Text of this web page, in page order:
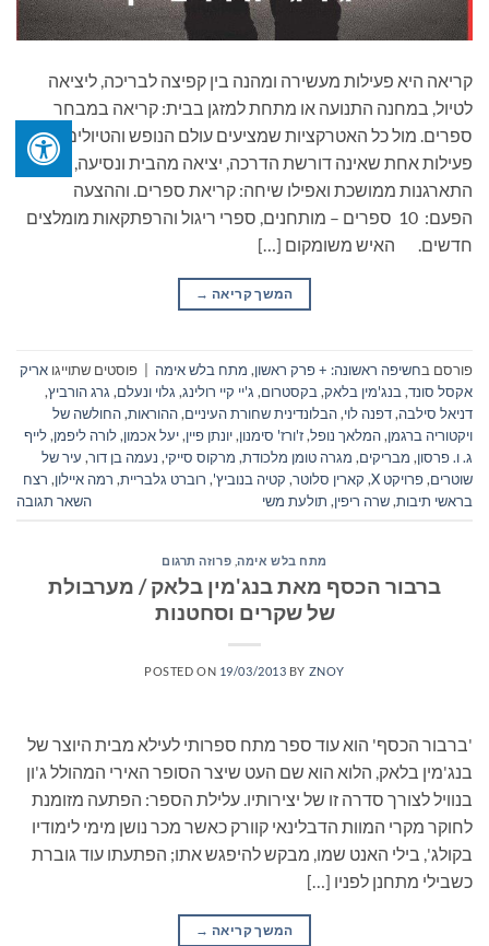
קריאה היא פעילות מעשירה ומהנה בין קפיצה לבריכה, ליציאה
לטיול, במחנה התנועה או מתחת למזגן בבית: קריאה במבחר
ספרים. מול כל האטרקציות שמציעים עולם הנופש והטיולים, יש
פעילות אחת שאינה דורשת הדרכה, יציאה מהבית ונסיעה,
התארגנות ממושכת ואפילו שיחה: קריאת ספרים. וההצעה
הפעם: 10 ספרים – מותחנים, ספרי ריגול והרפתקאות מומלצים
חדשים. האיש משומקום […]
המשך קריאה →
פורסם בחשיפה ראשונה: + פרק ראשון, מתח בלש אימה פוסטים שתוייגו אריק
אקסל סונד, בנג'מין בלאק, בקסטרום, ג'יי קיי רולינג, גלוי ונעלם, גרג הורביץ,
דניאל סילבה,דפנה לוי,הבלונדינית שחורת העיניים,ההוראות,החולשה של
ויקטוריה ברגמן,המלאך נופל,ז'ורז' סימנון,יונתן פיין,יעל אכמון,לורה ליפמן,לייף
ג. ו. פרסון, מבריקים, מגרה טומן מלכודת, מרקוס סייקי, נעמה בן דור, עיר של
שוטרים,פרויקט X , קארין סלוטר, קטיה בנוביץ', רוברט גלבריית, רמה איילון, רצח
בראשי תיבות,שרה ריפין, תולעת משי השאר תגובה
מתח בלש אימה, פרוזה תרגום
ברבור הכסף מאת בנג'מין בלאק / מערבולת
של שקרים וסחטנות
POSTED ON 19/03/2013 BY ZNOY
'ברבור הכסף' הוא עוד ספר מתח ספרותי לעילא מבית היוצר של
בנג'מין בלאק, הלוא הוא שם העט שיצר הסופר האירי המהולל ג'ון
בנוויל לצורך סדרה זו של יצירותיו. עלילת הספר: הפתעה מזומנת
לחוקר מקרי המוות הדבלינאי קוורק כאשר מכר נושן מימי לימודיו
בקולג', בילי האנט שמו, מבקש להיפגש אתו; הפתעתו עוד גוברת
כשבילי מתחנן לפניו […]
המשך קריאה →